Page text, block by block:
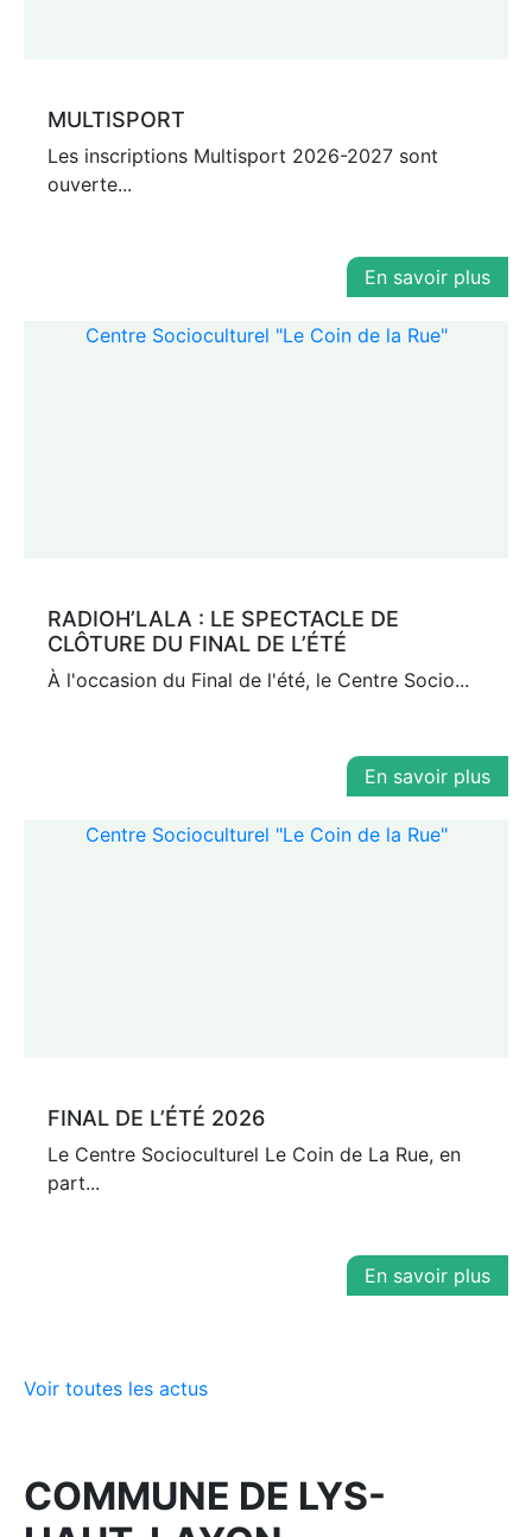
MULTISPORT
Les inscriptions Multisport 2026-2027 sont
ouverte...
En savoir plus
RADIOH’LALA : LE SPECTACLE DE
CLÔTURE DU FINAL DE L’ÉTÉ
À l'occasion du Final de l'été, le Centre Socio...
En savoir plus
Centre Socioculturel "Le Coin de la Rue"
FINAL DE L’ÉTÉ 2026
Le Centre Socioculturel Le Coin de La Rue, en
part...
En savoir plus
Centre Socioculturel "Le Coin de la Rue"
Voir toutes les actus
COMMUNE DE LYS-